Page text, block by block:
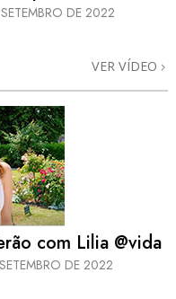
DE 2022
VER VÍDEO
com Lilia @vida
DE 2022